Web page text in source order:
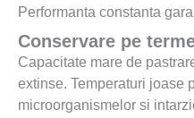
Performanta constanta
Conservare pe
Capacitate mare de
extinse. Temperaturi joase
microorganismelor si